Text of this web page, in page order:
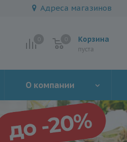
Адреса магазинов
Корзина
пуста
О компании